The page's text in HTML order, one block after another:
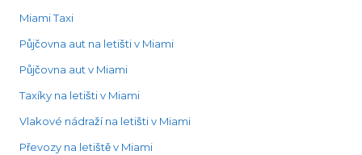
Miami Taxi
Půjčovna aut na letišti v Miami
Půjčovna aut v Miami
Taxíky na letišti v Miami
Vlakové nádraží na letišti v Miami
Převozy na letiště v Miami